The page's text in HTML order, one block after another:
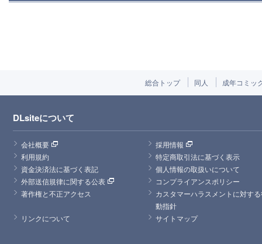
総合トップ 同人 成年コミッ
DLsiteについて
会社概要
採用情報
利用規約
特定商取引法に基づく表示
資金決済法に基づく表記
個人情報の取扱いについて
外部送信規律に関する公表
コンプライアンスポリシー
著作権と不正アクセス
カスタマーハラスメントに対す
動指針
リンクについて
サイトマップ